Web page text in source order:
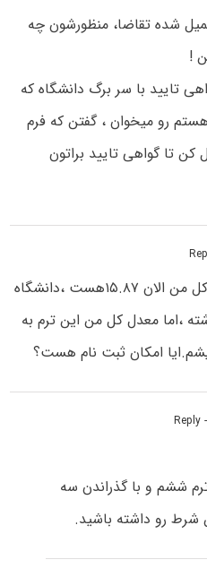
شده تقاضا، منظورشون چه
!
تایید با سر برگ دانشگاه که
هستم رو میخوان ، گفتن که فرم
کن تا گواهی تایید براتون
سلام وقت بخیر، ببخشید معدل کل من الان ۱۵.۸۷هست ،دانشگاه
شرط معدل ۱۶ گذاشته ،اما معدل کل من این ترم به
-
ترم ششم و با گذراندن سه
رو داشته باشید.